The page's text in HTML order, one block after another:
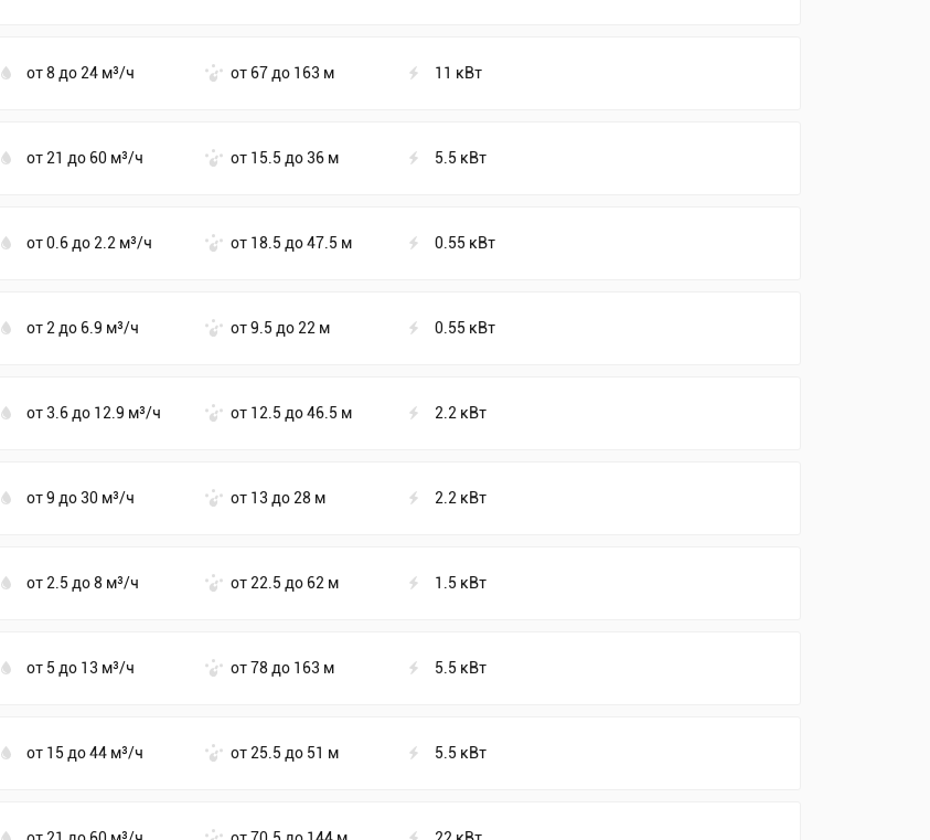
от 8 до 24 м³/ч от 67 до 163 м 11 кВт
от 21 до 60 м³/ч от 15.5 до 36 м 5.5 кВт
от 0.6 до 2.2 м³/ч от 18.5 до 47.5 м 0.55 кВт
от 2 до 6.9 м³/ч от 9.5 до 22 м 0.55 кВт
от 3.6 до 12.9 м³/ч от 12.5 до 46.5 м 2.2 кВт
от 9 до 30 м³/ч от 13 до 28 м 2.2 кВт
от 2.5 до 8 м³/ч от 22.5 до 62 м 1.5 кВт
от 5 до 13 м³/ч от 78 до 163 м 5.5 кВт
от 15 до 44 м³/ч от 25.5 до 51 м 5.5 кВт